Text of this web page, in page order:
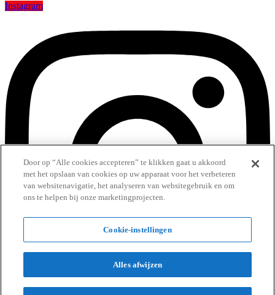
Instagram
Door op “Alle cookies accepteren” te klikken gaat u akkoord
met het opslaan van cookies op uw apparaat voor het verbeteren
van websitenavigatie, het analyseren van websitegebruik en om
ons te helpen bij onze marketingprojecten.
Cookie-instellingen
Alles afwijzen